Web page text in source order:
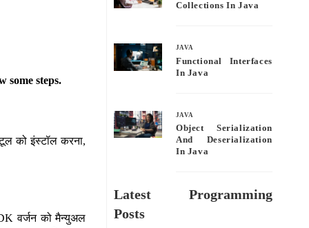
some steps.
को इंस्टॉल करना,
वर्जन को मैन्युअल
Collections In Java
JAVA
Functional Interfaces
In Java
JAVA
Object Serialization
And Deserialization
In Java
Latest Programming
Posts